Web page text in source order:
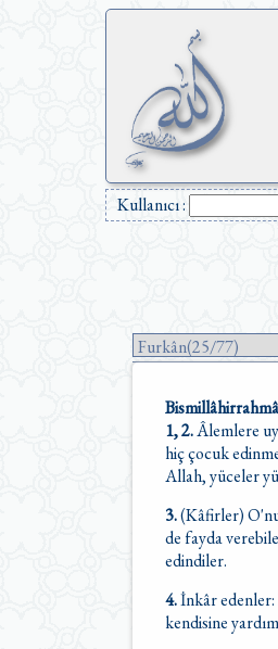
Kullanıcı :
1, 2.Âlemlere
hiç çocuk
Allah, yüceler
3.(Kâfirler)
de fayda
edindiler.
4.İnkâr
kendisine